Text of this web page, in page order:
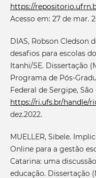
https://
Acesso em: 27 de mar.
DIAS, Robson Cledson
desafios para escolas
Itanhi/SE. Dissertação
Programa de Pós-
Federal de Sergipe,
https://ri.ufs.br/handle/
dez.2022.
MUELLER, Sibele.
Online para a gestão
Catarina: uma
educação. Dissertação